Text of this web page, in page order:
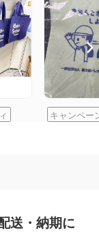
キャンペー
送・納期に